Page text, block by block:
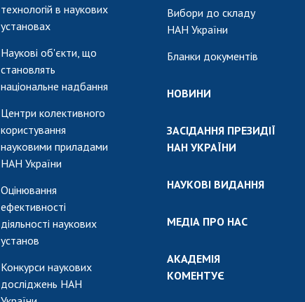
технологій в наукових
установах
Наукові об'єкти, що
становлять
національне надбання
Центри колективного
користування
науковими приладами
НАН України
Оцінювання
ефективності
діяльності наукових
установ
Конкурси наукових
досліджень НАН
Вибори до складу
НАН України
Бланки документів
НОВИНИ
ЗАСІДАННЯ ПРЕЗИДІЇ
НАН УКРАЇНИ
НАУКОВІ ВИДАННЯ
МЕДІА ПРО НАС
АКАДЕМІЯ
КОМЕНТУЄ